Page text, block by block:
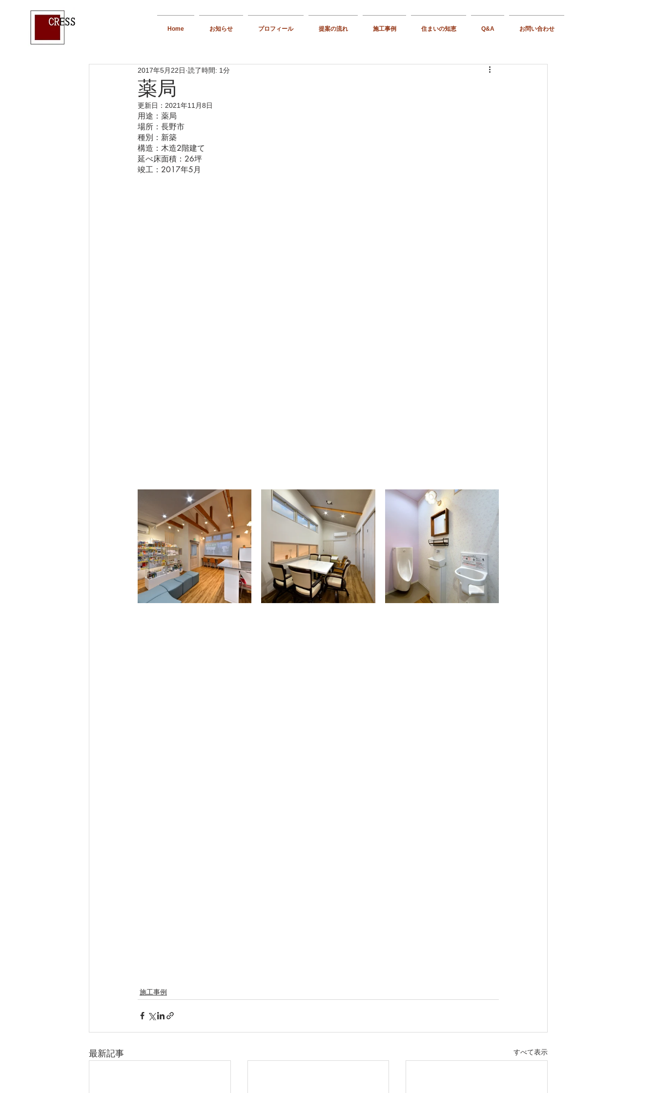
Home お知らせ プロフィール 提案の流れ 施工事例 住まいの知恵 Q&A お問い合わせ
薬局
2017年5月22日 読了時間: 1分
更新日： 2021年11月8日
用途：薬局
場所：長野市
種別：新築
構造：木造2階建て
延べ床面積：26坪
竣工：2017年5月
施工事例
最新記事 すべて表示